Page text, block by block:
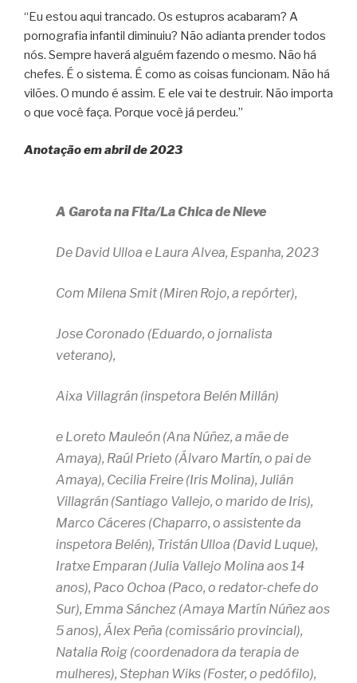
“Eu estou aqui trancado. Os estupros acabaram? A
pornografia infantil diminuiu? Não adianta prender todos
nós. Sempre haverá alguém fazendo o mesmo. Não há
chefes. É o sistema. É como as coisas funcionam. Não há
vilões. O mundo é assim. E ele vai te destruir. Não importa
o que você faça. Porque você já perdeu.”
Anotação em abril de 2023
A Garota na Fita/La Chica de Nieve
De David Ulloa e Laura Alvea, Espanha, 2023
Com Milena Smit (Miren Rojo, a repórter),
Jose Coronado (Eduardo, o jornalista
veterano),
Aixa Villagrán (inspetora Belén Millán)
e Loreto Mauleón (Ana Núñez, a mãe de
Amaya), Raúl Prieto (Álvaro Martín, o pai de
Amaya), Cecilia Freire (Iris Molina), Julián
Villagrán (Santiago Vallejo, o marido de Iris),
Marco Cáceres (Chaparro, o assistente da
inspetora Belén), Tristán Ulloa (David Luque),
Iratxe Emparan (Julia Vallejo Molina aos 14
anos), Paco Ochoa (Paco, o redator-chefe do
Sur), Emma Sánchez (Amaya Martín Núñez aos
5 anos), Álex Peña (comissário provincial),
Natalia Roig (coordenadora da terapia de
mulheres), Stephan Wiks (Foster, o pedófilo),